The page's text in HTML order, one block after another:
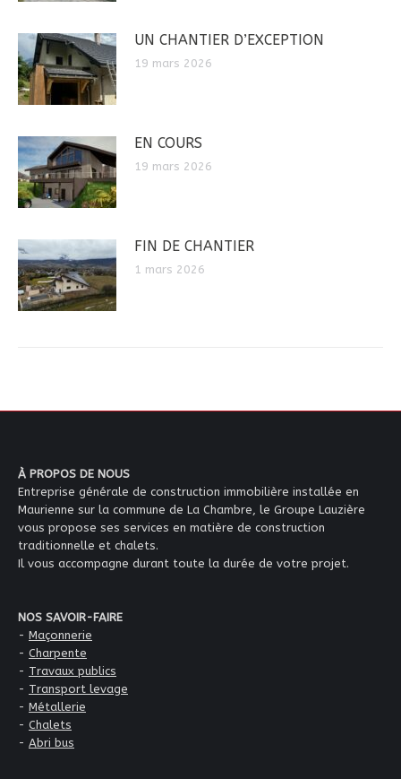
UN CHANTIER D’EXCEPTION
19 mars 2026
EN COURS
19 mars 2026
FIN DE CHANTIER
1 mars 2026
À PROPOS DE NOUS
Entreprise générale de construction immobilière installée en
Maurienne sur la commune de La Chambre, le Groupe Lauzière
vous propose ses services en matière de construction
traditionnelle et chalets.
Il vous accompagne durant toute la durée de votre projet.
NOS SAVOIR-FAIRE
- Maçonnerie
- Charpente
- Travaux publics
- Transport levage
- Métallerie
- Chalets
- Abri bus